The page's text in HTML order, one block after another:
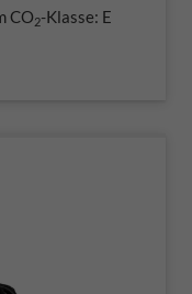
CO2-Klasse: E